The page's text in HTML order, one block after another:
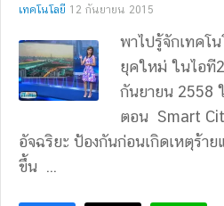
เทคโนโลยี 12 กันยายน 2015
พาไปรู้จักเทคโ
ยุคใหม่ ในไอที
กันยายน 2558
ตอน Smart
อัจฉริยะ ป้องกันก่อนเกิดเหตุร้า
ขึ้น ...